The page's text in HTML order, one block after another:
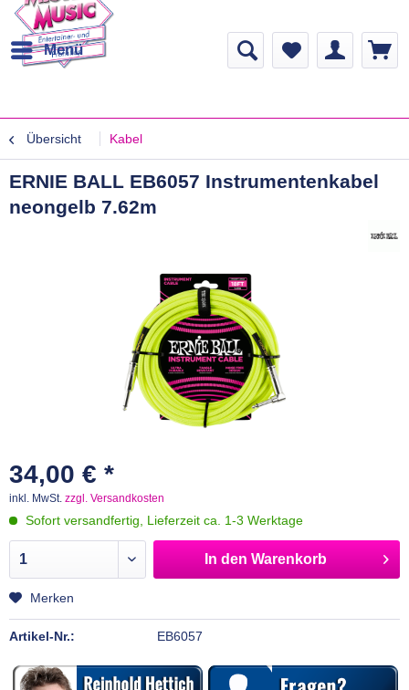
Menü
Übersicht Kabel
ERNIE BALL EB6057 Instrumentenkabel
neongelb 7.62m
34,00 € *
inkl. MwSt. zzgl. Versandkosten
Sofort versandfertig, Lieferzeit ca. 1-3 Werktage
In den Warenkorb
Merken
Artikel-Nr.: EB6057